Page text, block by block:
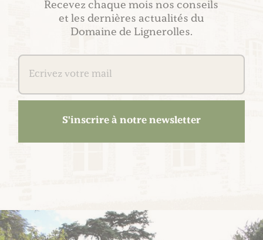
Recevez chaque mois nos conseils
et les dernières actualités du
Domaine de Lignerolles.